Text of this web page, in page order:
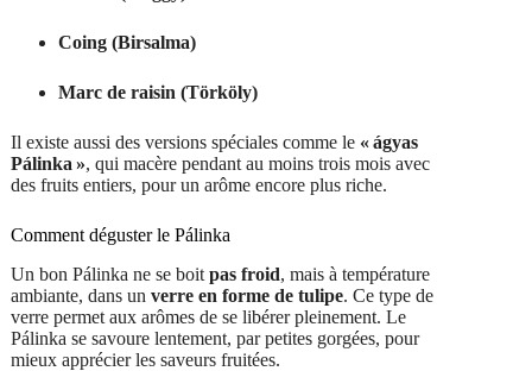
Coing (Birsalma)
Marc de raisin (Törköly)
Il existe aussi des versions spéciales comme le « ágyas
Pálinka », qui macère pendant au moins trois mois avec
des fruits entiers, pour un arôme encore plus riche.
Comment déguster le Pálinka
Un bon Pálinka ne se boit pas froid, mais à température
ambiante, dans un verre en forme de tulipe. Ce type de
verre permet aux arômes de se libérer pleinement. Le
Pálinka se savoure lentement, par petites gorgées, pour
mieux apprécier les saveurs fruitées.